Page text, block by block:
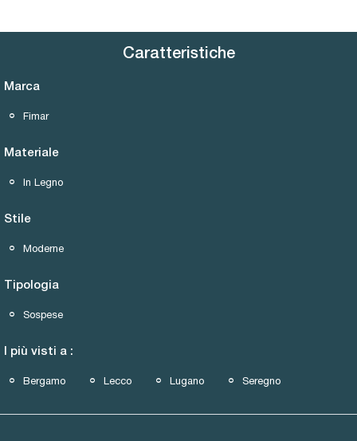
Caratteristiche
Marca
Fimar
Materiale
In Legno
Stile
Moderne
Tipologia
Sospese
I più visti a :
Bergamo Lecco Lugano Seregno